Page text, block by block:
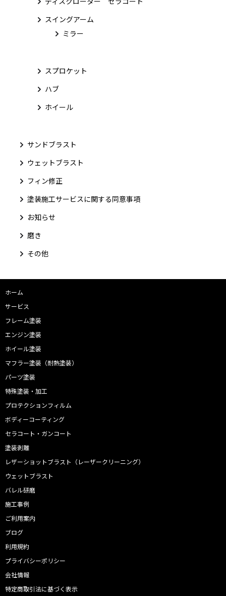
スイングアーム
ミラー
スプロケット
ハブ
ホイール
サンドブラスト
ウェットブラスト
フィン修正
塗装施工サービスに関する同意事項
お知らせ
磨き
その他
ホーム
サービス
フレーム塗装
エンジン塗装
ホイール塗装
マフラー塗装（耐熱塗装）
パーツ塗装
特殊塗装・加工
プロテクションフィルム
ボディーコーティング
セラコート・ガンコート
塗装剥離
レザーショットブラスト（レーザークリーニング）
ウェットブラスト
バレル研磨
施工事例
ご利用案内
ブログ
利用規約
プライバシーポリシー
会社情報
特定商取引法に基づく表示